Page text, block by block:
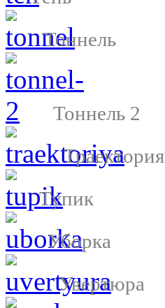
Тоннель
Тоннель 2
Траектория
Тупик
Уборка
Увертюра